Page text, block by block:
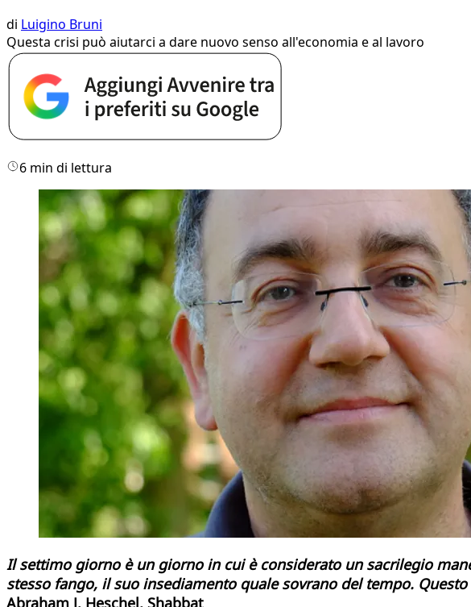
di Luigino Bruni
Questa crisi può aiutarci a dare nuovo senso all'economia e al lavoro
6 min di lettura
Il settimo giorno è un giorno in cui è considerato un sacrilegio
stesso fango, il suo insediamento quale sovrano del tempo.
Abraham J. Heschel, Shabbat